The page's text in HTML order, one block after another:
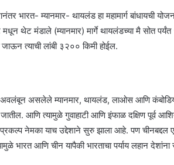
भारत- म्यानमार- थायलंड हा महामार्ग बांधायची
मधून थेट मंडाले (म्यानमार) मार्गे थायलंडच्या मै सोत
त्याची लांबी ३२०० किमी होईल.
अवलंबून असलेले म्यानमार, थायलंड, लाओस आणि
आणि त्यामुळे गुवाहाटी आणि इंफाळ दक्षिण पूर्व
नेमका याच उद्देशाने सुरु झाला आहे. पण चीनबद्दल
भारत आणि चीन यापैकी भारताचा पर्याय लहान देशांना